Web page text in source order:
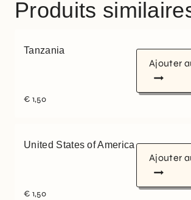
Produits
Tanzania
€ 1,50
Ajouter
United States of America
€ 1,50
Ajouter